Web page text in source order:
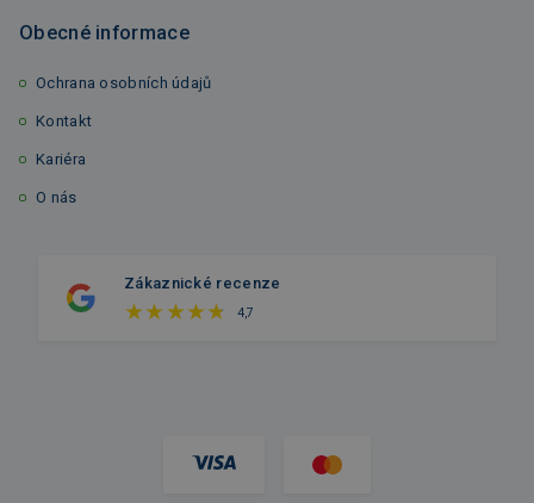
Obecné informace
Ochrana osobních údajů
Kontakt
Kariéra
O nás
Zákaznické recenze
4,7